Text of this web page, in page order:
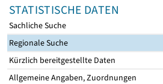
STATISTISCHE DATEN
Sachliche Suche
Regionale Suche
Kürzlich bereitgestellte Daten
Allgemeine Angaben, Zuordnungen